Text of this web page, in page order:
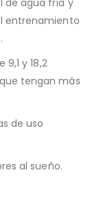
entrenamiento
y 18,2
tengan más
de uso
al sueño.